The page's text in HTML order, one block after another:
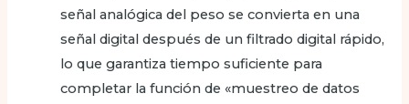
señal analógica del peso se convierta en una
señal digital después de un filtrado digital rápido,
lo que garantiza tiempo suficiente para
completar la función de «muestreo de datos